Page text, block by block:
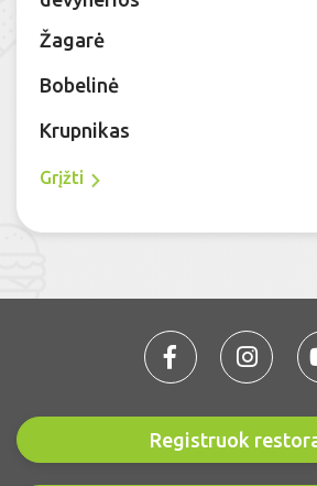
Žagarė
Bobelinė
Krupnikas
Grįžti
Registruok